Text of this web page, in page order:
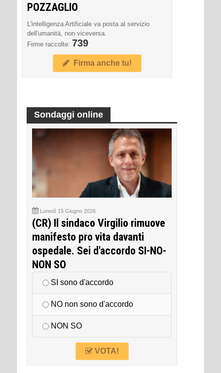
POZZAGLIO
L'intelligenza Artificiale va posta al servizio
dell'umanità, non viceversa.
Firme raccolte: 739
Firma anche tu!
Sondaggi online
Lunedì 15 Giugno 2026
(CR) Il sindaco Virgilio rimuove
manifesto pro vita davanti
ospedale. Sei d'accordo SI-NO-
NON SO
SI sono d'accordo
NO non sono d'accordo
NON SO
VOTA!